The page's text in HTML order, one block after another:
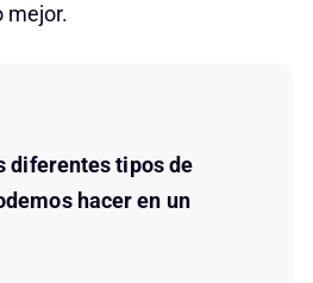
mejor.
diferentes tipos de
hacer en un